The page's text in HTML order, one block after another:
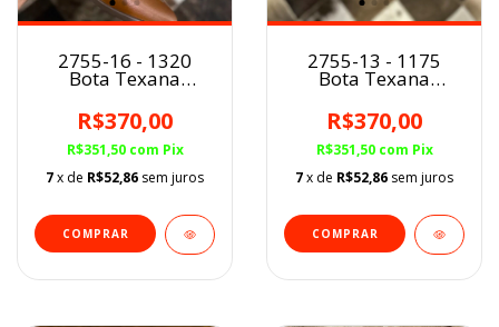
2755-16 - 1320
Bota Texana
Conhaque BF
R$370,00
R$351,50 com Pix
7x de R$52,86 sem juros
COMPRAR
2755-13 - 1175
Bota Texana
Preta/Aplicações BF
R$370,00
R$351,50 com Pix
7x de R$52,86 sem juros
COMPRAR